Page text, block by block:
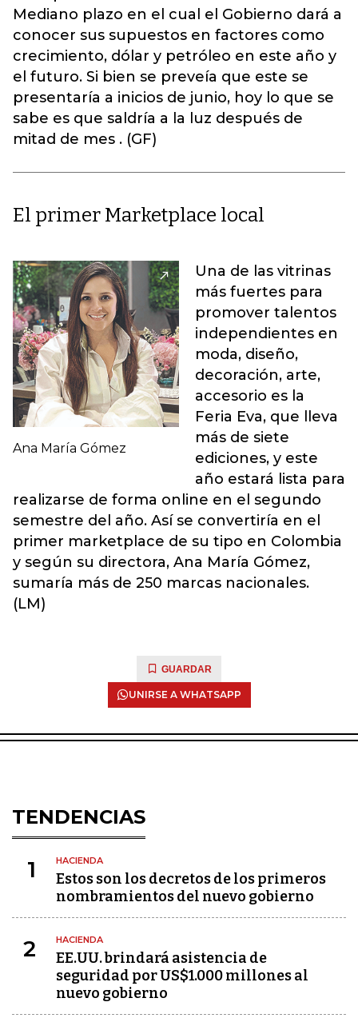
Mediano plazo en el cual el Gobierno dará a
conocer sus supuestos en factores como
crecimiento, dólar y petróleo en este año y
el futuro. Si bien se preveía que este se
presentaría a inicios de junio, hoy lo que se
sabe es que saldría a la luz después de
mitad de mes . (GF)
El primer Marketplace local
Ana María Gómez
Una de las vitrinas
más fuertes para
promover talentos
independientes en
moda, diseño,
decoración, arte,
accesorio es la
Feria Eva, que lleva
más de siete
ediciones, y este
año estará lista para
realizarse de forma online en el segundo
semestre del año. Así se convertiría en el
primer marketplace de su tipo en Colombia
y según su directora, Ana María Gómez,
sumaría más de 250 marcas nacionales.
(LM)
GUARDAR
UNIRSE A WHATSAPP
TENDENCIAS
1 HACIENDA
Estos son los decretos de los primeros
nombramientos del nuevo gobierno
2 HACIENDA
EE.UU. brindará asistencia de
seguridad por US$1.000 millones al
nuevo gobierno